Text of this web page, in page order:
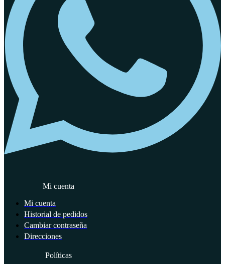
Mi cuenta
Mi cuenta
Historial de pedidos
Cambiar contraseña
Direcciones
Políticas